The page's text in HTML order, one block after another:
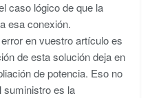
caso lógico de que la
esa conexión.
en vuestro artículo es
de esta solución deja en
de potencia. Eso no
suministro es la